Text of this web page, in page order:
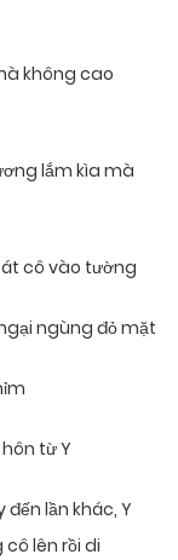
không cao
lắm kìa mà
cô vào tường
ngùng đỏ mặt
từ Y
lần khác, Y
lên rồi di